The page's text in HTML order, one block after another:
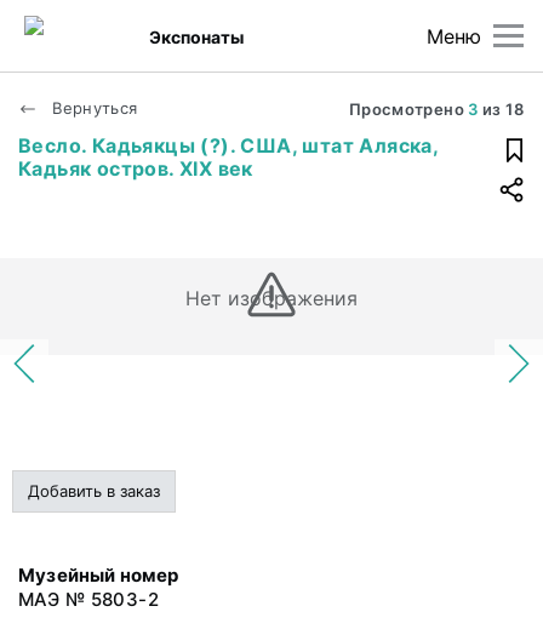
Меню
Экспонаты
Вернуться Просмотрено 3 из18
Весло. Кадьякцы (?). США, штат Аляска,
Кадьяк остров. XIX век
Нет изображения
Добавить в заказ
Музейный номер
МАЭ № 5803-2